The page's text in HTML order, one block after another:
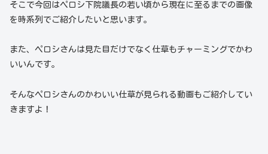
そこで今回はペロシ下院議長の若い頃から現在に至るまでの画像
を時系列でご紹介したいと思います。
また、ペロシさんは見た目だけでなく仕草もチャーミングでかわ
いいんです。
そんなペロシさんのかわいい仕草が見られる動画もご紹介してい
きますよ！